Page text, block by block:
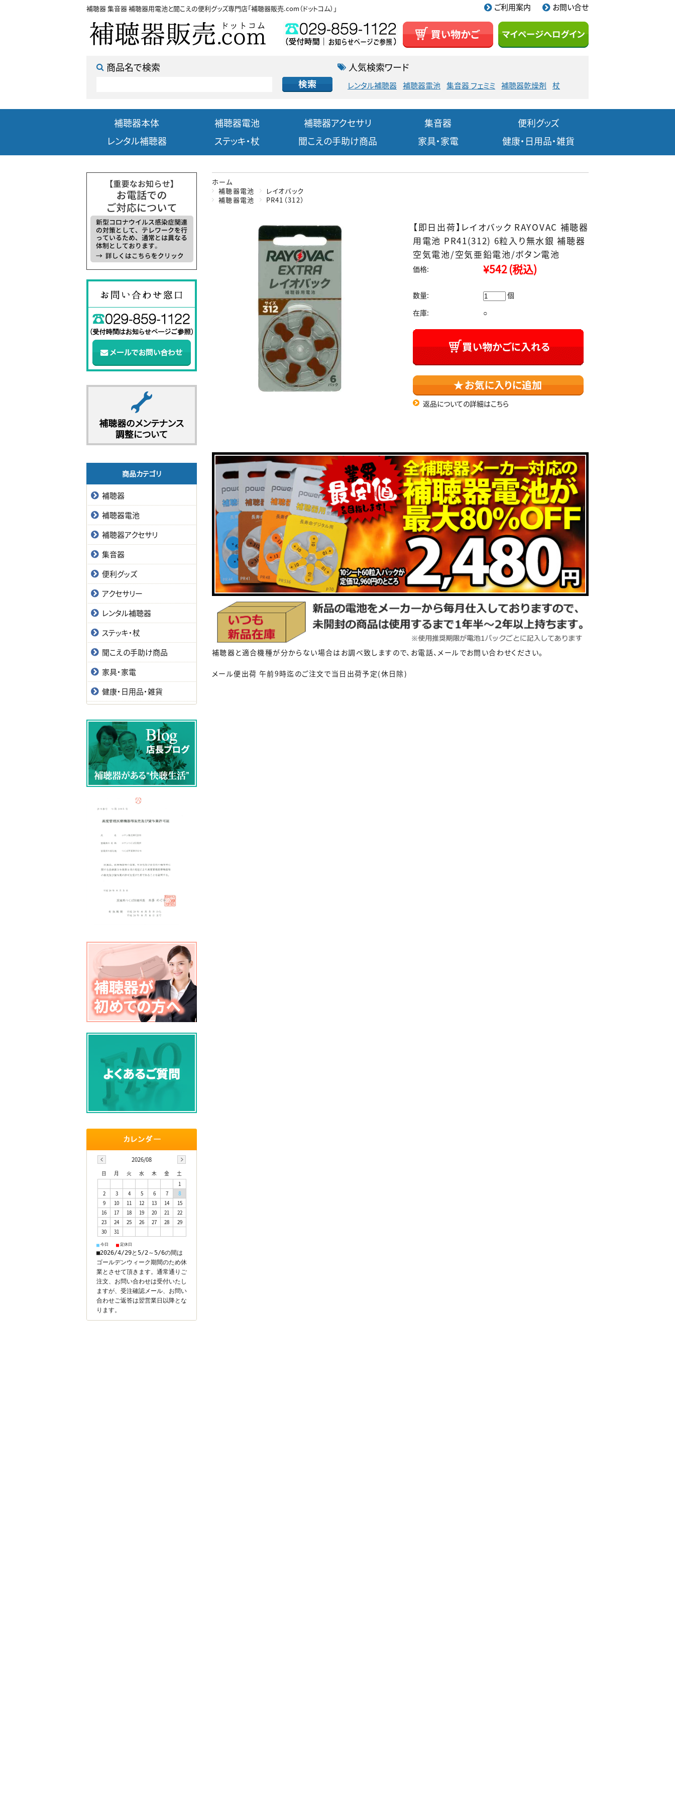
補聴器 集音器 補聴器用電池と聞こえの便利グッズ専門店「補聴器販売.com（ドットコム）」 ご利用案内 お問い合せ
商品名で検索 人気検索ワード
レンタル補聴器 補聴器電池 集音器 フェミミ 補聴器乾燥剤 杖
補聴器本体 補聴器電池 補聴器アクセサリ 集音器
便利グッズ
レンタル補聴器
ステッキ・杖 聞こえの手助け商品 家具・家電 健康・日用品・雑貨
ホーム
補聴器電池
レイオバック
補聴器電池
PR41（312）
【即日出荷】レイオバック RAYOVAC 補聴器
用電池 PR41(312) 6粒入り無水銀 補聴器
空気電池/空気亜鉛電池/ボタン電池
価格: ¥542(税込)
数量:
個
在庫:
○
返品についての詳細はこちら
補聴器と適合機種が分からない場合はお調べ致しますので、お電話、メールでお問い合わせください。
メール便出荷 午前9時迄のご注文で当日出荷予定(休日除)
商品カテゴリ
補聴器
補聴器電池
補聴器アクセサリ
集音器
便利グッズ
アクセサリー
レンタル補聴器
ステッキ・杖
聞こえの手助け商品
家具・家電
健康・日用品・雑貨
2026/08
日 月 火 水 木 金
土
1
2
3 4 5 6 7
8
9
10 11 12 13 14
15
16
17 18 19 20 21
22
23
24 25 26 27 28
29
30
31
■ 今日 ■ 定休日
■2026/4/29と5/2～5/6の間は
ゴールデンウィーク期間のため休
業とさせて頂きます。通常通りご
注文、お問い合わせは受付いたし
ますが、受注確認メール、お問い
合わせご返答は翌営業日以降とな
ります。